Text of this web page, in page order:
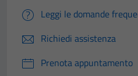
Leggi le domande
Richiedi assistenza
Prenota appuntamento